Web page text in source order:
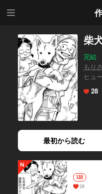
柴
完結
もり
ヒュ
28
最初から読む
1話
28